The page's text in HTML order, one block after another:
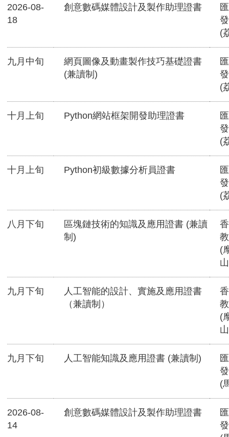
2026-08-
18
創意數碼媒體設計及製作助理證書
(
九月中旬
網頁圖像及動畫製作技巧基礎證書
(兼讀制)
(
十月上旬 Python網站框架開發助理證書
(
十月上旬 Python初級數據分析員證書
(
八月下旬
區塊鏈技術的知識及應用證書 (兼讀
制)
(
九月下旬
人工智能的設計、實施及應用證書
（兼讀制）
(
九月下旬 人工智能知識及應用證書 (兼讀制)
(
2026-08-
14
創意數碼媒體設計及製作助理證書